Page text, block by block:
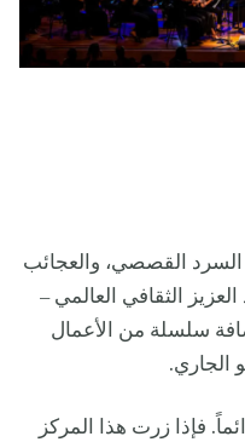
القصصي، والعجائب
الثقافي العالمي –
سلسلة من الأعمال
الجاري.
فإذا زرت هذا المركز